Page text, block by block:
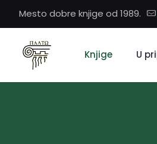
Mesto dobre knjige od 1989.
Knjige U